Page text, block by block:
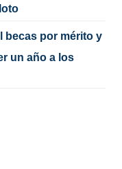
becas por mérito y
un año a los